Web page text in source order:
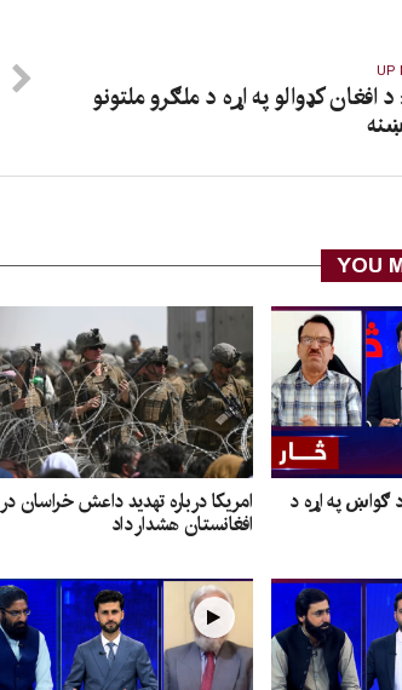
UP
افغان کډوالو په اړه د ملګرو ملتونو
YOU
په اړه د امریکا درباره تهدید داعش خراسان در
افغانستان هشدار داد